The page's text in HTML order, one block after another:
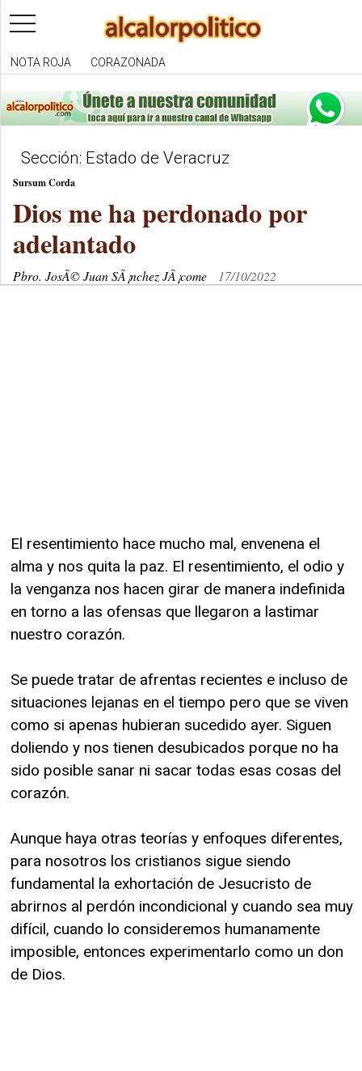
toggle
navigation
NOTA ROJA CORAZONADA
Sección: Estado de Veracruz
Sursum Corda
Dios me ha perdonado por
adelantado
Pbro. JosÃ© Juan SÃ¡nchez JÃ¡come 17/10/2022
El resentimiento hace mucho mal, envenena el
alma y nos quita la paz. El resentimiento, el odio y
la venganza nos hacen girar de manera indefinida
en torno a las ofensas que llegaron a lastimar
nuestro corazón.
Se puede tratar de afrentas recientes e incluso de
situaciones lejanas en el tiempo pero que se viven
como si apenas hubieran sucedido ayer. Siguen
doliendo y nos tienen desubicados porque no ha
sido posible sanar ni sacar todas esas cosas del
corazón.
Aunque haya otras teorías y enfoques diferentes,
para nosotros los cristianos sigue siendo
fundamental la exhortación de Jesucristo de
abrirnos al perdón incondicional y cuando sea muy
difícil, cuando lo consideremos humanamente
imposible, entonces experimentarlo como un don
de Dios.